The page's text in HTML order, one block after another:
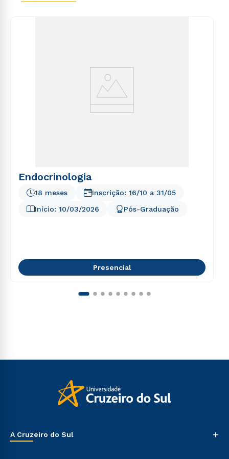
Endocrinologia
Início: 10/03/2026
18 meses
Pós-Graduação
Inscrição: 16/10 a 31/05
Presencial
A Cruzeiro do Sul +